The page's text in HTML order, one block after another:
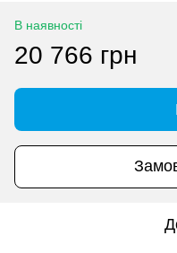
В наявності
20 766 грн